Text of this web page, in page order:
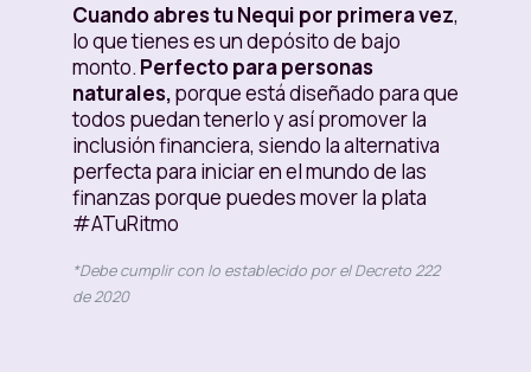
Cuando abres tu Nequi por primera vez,
lo que tienes es un depósito de bajo
monto. Perfecto para personas
naturales,porque está diseñado para que
todos puedan tenerlo y así promover la
inclusión financiera, siendo la alternativa
perfecta para iniciar en el mundo de las
finanzas porque puedes mover la plata
#ATuRitmo
*Debe cumplir con lo establecido por el Decreto 222
de 2020